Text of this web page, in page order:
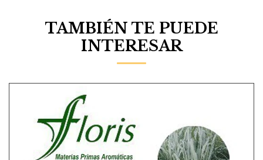
TAMBIÉN TE PUEDE
INTERESAR